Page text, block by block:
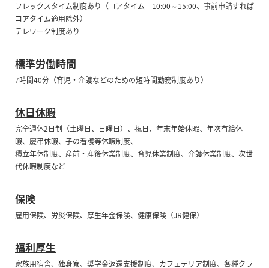
フレックスタイム制度あり（コアタイム 10:00～15:00、事前申請すれば
コアタイム適用除外）
テレワーク制度あり
標準労働時間
7時間40分（育児・介護などのための短時間勤務制度あり）
休日休暇
完全週休2日制（土曜日、日曜日）、祝日、年末年始休暇、年次有給休
暇、慶弔休暇、子の看護等休暇制度、
積立年休制度、産前・産後休業制度、育児休業制度、介護休業制度、次世
代休暇制度など
保険
雇用保険、労災保険、厚生年金保険、健康保険（JR健保）
福利厚生
家族用宿舎、独身寮、奨学金返還支援制度、カフェテリア制度、各種クラ